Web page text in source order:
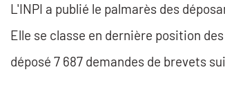
L'INPI a publié le palmarès des
Elle se classe en dernière position
déposé 7 687 demandes de brevets